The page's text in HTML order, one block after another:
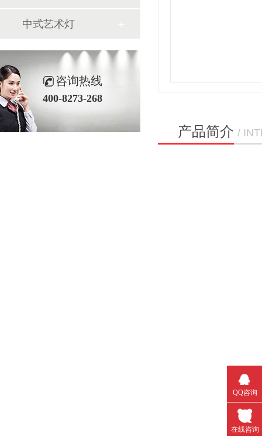
中式艺术灯
咨询热线
400-8273-268
产品简介 /
QQ咨询
在线咨询